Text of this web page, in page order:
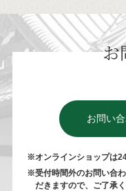
お
お問い
※オンラインショップは
※受付時間外のお問い合
だきますので、ご了承く